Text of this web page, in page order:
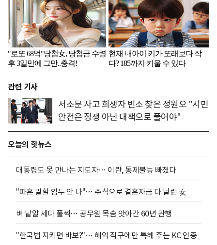
관련 기사
서소문 사고 희생자 빈소 찾은 정원오 "시민
안전은 정쟁 아닌 대책으로 풀어야"
오늘의 핫뉴스
대통령도 못 만나는 지도자… 이란, 통제불능 빠졌다
"파혼 말할 엄두 안 나"… 주식으로 결혼자금 다 날린 女
벼 낱알 세다 풀썩… 공무원 목숨 앗아간 60년 관행
"한국법 지키면 바보?"… 해외 직구에만 특혜 주는 KC 인증